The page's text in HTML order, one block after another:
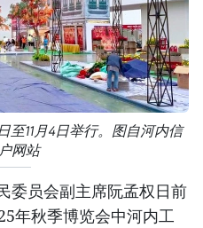
至11月4日举行。图自河内信
网站
员会副主席阮孟权日前
年秋季博览会中河内工